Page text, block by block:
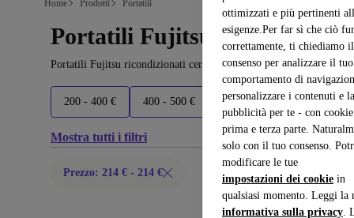
ottimizzati e più pertinenti
esigenze.Per far sì che ciò
correttamente, ti chiediamo il
consenso per analizzare il tuo
comportamento di
personalizzare i contenuti e la
pubblicità per te - con
prima e terza parte.
solo con il tuo consenso.
modificare le tue
impostazioni dei cookie in
qualsiasi momento. Leggi la
informativa sulla privacy.
Home Prodotti Portatili
Portatili Fujitsu :
Portatili Fujitsu ricondizionati certificati sotto 100 – risparmia fino
200 - 400 € 400 - 500 € 500 - 600 € 600+ €
Mostra tutti i filtri
Prezzo: 214 € - 214 €